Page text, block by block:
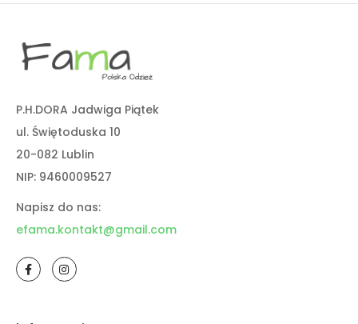
P.H.DORA Jadwiga Piątek
ul. Świętoduska 10
20-082 Lublin
NIP: 9460009527
Napisz do nas:
efama.kontakt@gmail.com